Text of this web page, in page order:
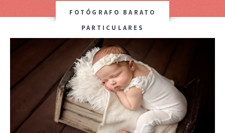
FOTÓGRAFO BARATO
PARTICULARES